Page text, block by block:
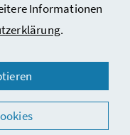
Informationen
.
Soziales, Gesundheit,